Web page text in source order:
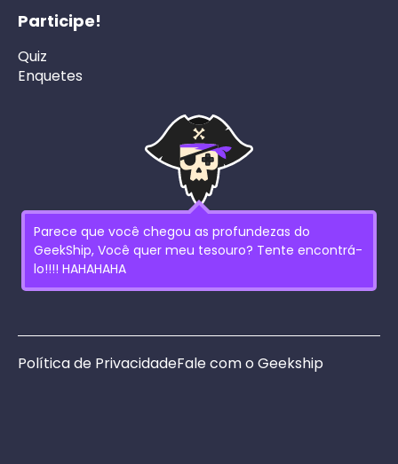
Participe!
Quiz
Enquetes
Parece que você chegou as profundezas do
GeekShip, Você quer meu tesouro? Tente encontrá-
lo!!!! HAHAHAHA
Política de PrivacidadeFale com o Geekship